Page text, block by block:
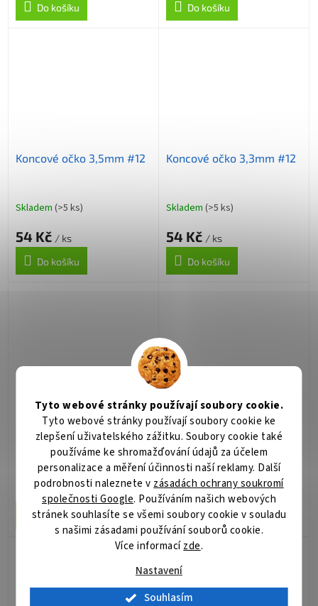
Tyto webové stránky používají soubory cookie.
Tyto webové stránky používají soubory cookie ke
zlepšení uživatelského zážitku. Soubory cookie také
používáme ke shromažďování údajů za účelem
personalizace a měření účinnosti naší reklamy. Další
podrobnosti naleznete v zásadách ochrany soukromí
společnosti Google. Používáním našich webových
stránek souhlasíte se všemi soubory cookie v souladu
s našimi zásadami používání souborů cookie.
Více informacízde.
Nastavení
Souhlasím
Do košíku
Do košíku
Koncové očko 3,5mm #12
Skladem (>5 ks)
54 Kč / ks
Do košíku
Koncové očko 3,3mm #12
Skladem (>5 ks)
54 Kč / ks
Do košíku
Koncové očko 3,2mm #12
Skladem(>5 ks)
54 Kč / ks
Do košíku
Koncové očko 3,1mm #12
Skladem(>5 ks)
54 Kč/ ks
Do košíku